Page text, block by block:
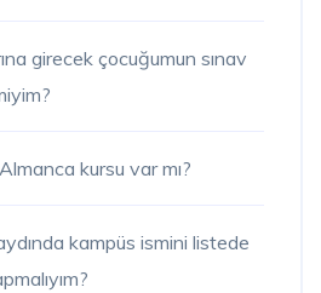
girecek çocuğumun sınav
kursu var mı?
kampüs ismini listede